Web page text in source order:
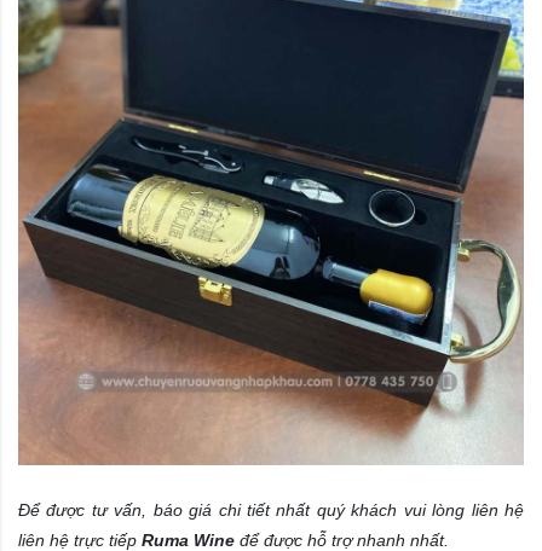
Để được tư vấn, báo giá chi tiết nhất quý khách vui lòng liên hệ
liên hệ trực tiếp Ruma Wine để được hỗ trợ nhanh nhất.